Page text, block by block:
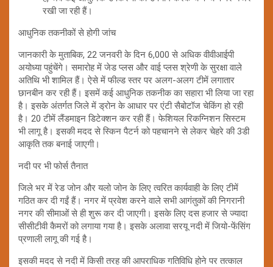
रखी जा रही हैं।
आधुनिक तकनीकों से होगी जांच
जानकारी के मुताबिक, 22 जनवरी के दिन 6,000 से अधिक वीवीआईपी
अयोध्या पहुंचेंगे। समारोह में जेड प्लस और वाई प्लस श्रेणी के सुरक्षा वाले
अतिथि भी शामिल हैं। ऐसे में फील्ड स्तर पर अलग-अलग टीमें लगातार
छानबीन कर रही हैं। इसमें कई आधुनिक तकनीक का सहारा भी लिया जा रहा
है। इसके अंतर्गत जिले में ड्रोन के आधार पर एंटी सैबोटॉज चेकिंग हो रही
है। 20 टीमें लैंडमाइन डिटेक्शन कर रही हैं। फेशियल रिकग्निशन सिस्टम
भी लागू है। इसकी मदद से स्किन पैटर्न को पहचानने से लेकर चेहरे की 3डी
आकृति तक बनाई जाएगी।
नदी पर भी फोर्स तैनात
जिले भर में रेड जोन और यलो जोन के लिए त्वरित कार्यवाही के लिए टीमें
गठित कर दी गईं हैं। नगर में प्रवेश करने वाले सभी आगंतुकों की निगरानी
नगर की सीमाओं से ही शुरू कर दी जाएगी। इसके लिए दस हजार से ज्यादा
सीसीटीवी कैमरों को लगाया गया है। इसके अलावा सरयू नदी में जियो-फेंसिंग
प्रणाली लागू की गई है।
इसकी मदद से नदी में किसी तरह की आपराधिक गतिविधि होने पर तत्काल